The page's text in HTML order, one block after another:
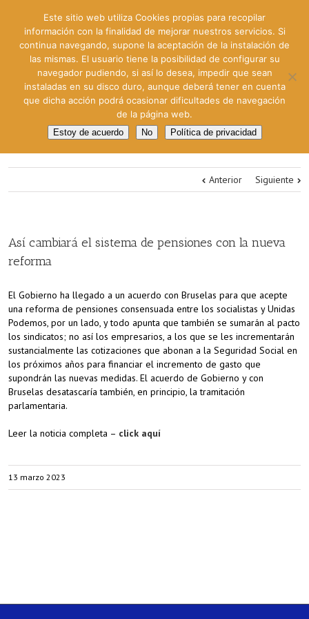
Anterior Siguiente
Así cambiará el sistema de pensiones con la nueva
reforma
El Gobierno ha llegado a un acuerdo con Bruselas para que acepte
una reforma de pensiones consensuada entre los socialistas y Unidas
Podemos, por un lado, y todo apunta que también se sumarán al pacto
los sindicatos; no así los empresarios, a los que se les incrementarán
sustancialmente las cotizaciones que abonan a la Seguridad Social en
los próximos años para financiar el incremento de gasto que
supondrán las nuevas medidas. El acuerdo de Gobierno y con
Bruselas desatascaría también, en principio, la tramitación
parlamentaria.
Leer la noticia completa – click aquí
13 marzo 2023
Este sitio web utiliza Cookies propias para recopilar
información con la finalidad de mejorar nuestros servicios. Si
continua navegando, supone la aceptación de la instalación de
las mismas. El usuario tiene la posibilidad de configurar su
navegador pudiendo, si así lo desea, impedir que sean
instaladas en su disco duro, aunque deberá tener en cuenta
que dicha acción podrá ocasionar dificultades de navegación
de la página web.
Estoy de acuerdo No Política de privacidad